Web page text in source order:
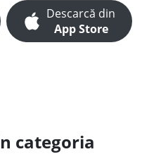
Descarcă din
App Store
categoria